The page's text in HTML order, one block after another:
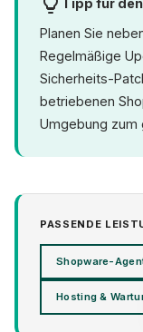
Tipp für
Planen Sie
Regelmäßige
Sicherheits-
betriebenen
Umgebung zum
PASSENDE
Shopware-
Hosting &